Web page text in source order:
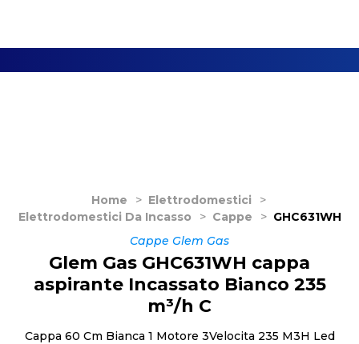
Home > Elettrodomestici
>
Elettrodomestici Da Incasso
> Cappe > GHC631WH
Cappe Glem Gas
Glem Gas GHC631WH cappa
aspirante Incassato Bianco 235
m³/h C
Cappa 60 Cm Bianca 1 Motore 3Velocita 235 M3H Led